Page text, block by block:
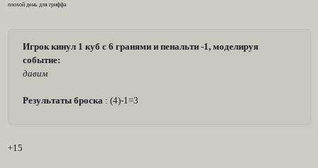
плохой день для гриффа
Игрок кинул 1 куб с 6 гранями и пенальти -1, моделируя
событие:
давим
Результаты броска : (4)-1=3
+15